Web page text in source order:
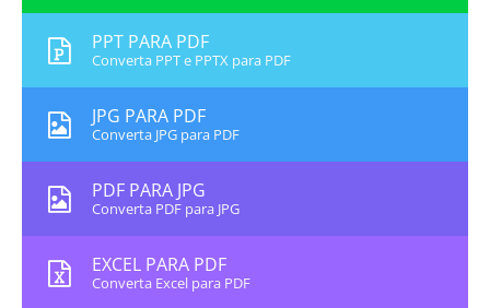
PPT PARA PDF
Converta PPT e PPTX para PDF
JPG PARA PDF
Converta JPG para PDF
PDF PARA JPG
Converta PDF para JPG
EXCEL PARA PDF
Converta Excel para PDF